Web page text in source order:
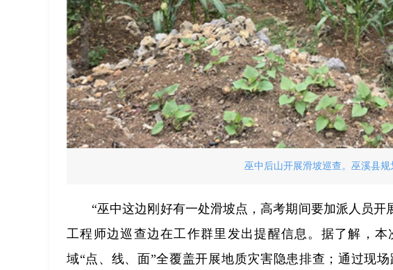
巫中后山开展滑坡巡查。巫溪县规
“巫中这边刚好有一处滑坡点，高考期间要加派人员
工程师边巡查边在工作群里发出提醒信息。据了解，
域“点、线、面”全覆盖开展地质灾害隐患排查；通过现